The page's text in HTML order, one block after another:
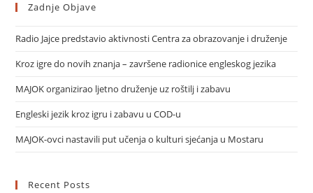
Zadnje Objave
Radio Jajce predstavio aktivnosti Centra za obrazovanje i druženje
Kroz igre do novih znanja – završene radionice engleskog jezika
MAJOK organizirao ljetno druženje uz roštilj i zabavu
Engleski jezik kroz igru i zabavu u COD-u
MAJOK-ovci nastavili put učenja o kulturi sjećanja u Mostaru
Recent Posts